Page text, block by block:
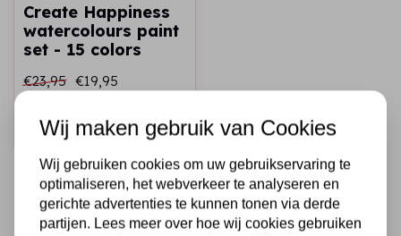
Create Happiness
watercolours paint
set - 15 colors
€23,95 €19,95
Snel toevoegen
Wij maken gebruik van Cookies
Wij gebruiken cookies om uw gebruikservaring te
optimaliseren, het webverkeer te analyseren en
gerichte advertenties te kunnen tonen via derde
partijen. Lees meer over hoe wij cookies gebruiken